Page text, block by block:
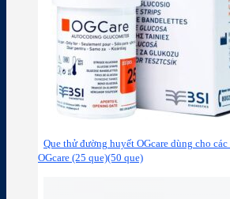
Que thử đường huyết OGcare dùng cho
OGcare (25 que)(50 que)